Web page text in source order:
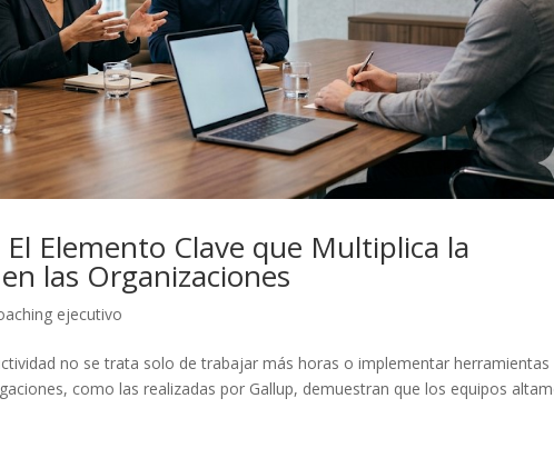
Elemento Clave que Multiplica la
las Organizaciones
ejecutivo
no se trata solo de trabajar más horas o implementar herramientas
como las realizadas por Gallup, demuestran que los equipos